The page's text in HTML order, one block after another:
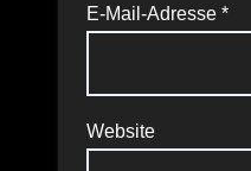
E-Mail-Adresse *
Website